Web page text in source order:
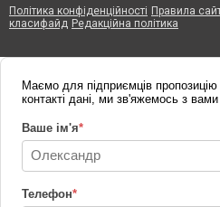
Політика конфіденційності Правила
класифайд Редакційна політика
Маємо для підприємців
контакті дані, ми зв'яжемось з вами
Ваше ім'я*
Телефон*